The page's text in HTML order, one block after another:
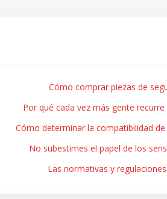
Cómo comprar piezas de
Por qué cada vez más gente
Cómo determinar la compatibilidad
No subestimes el papel de los
Las normativas y